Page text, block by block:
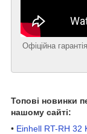
Офіційна
Топові новинки
нашому сайті:
• Einhell RT-RH 32